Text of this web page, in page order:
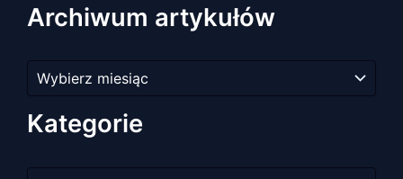
Archiwum artykułów
artykułów
Kategorie